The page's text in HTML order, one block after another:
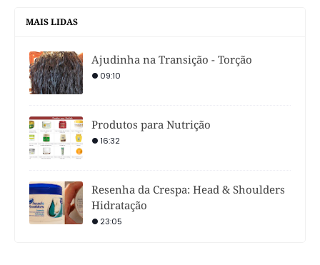
MAIS LIDAS
Ajudinha na Transição - Torção
09:10
Produtos para Nutrição
16:32
Resenha da Crespa: Head & Shoulders
Hidratação
23:05